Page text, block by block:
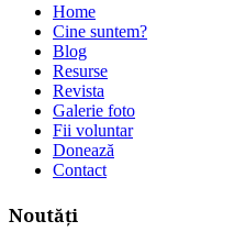
Home
Cine suntem?
Blog
Resurse
Revista
Galerie foto
Fii voluntar
Donează
Contact
Noutăți